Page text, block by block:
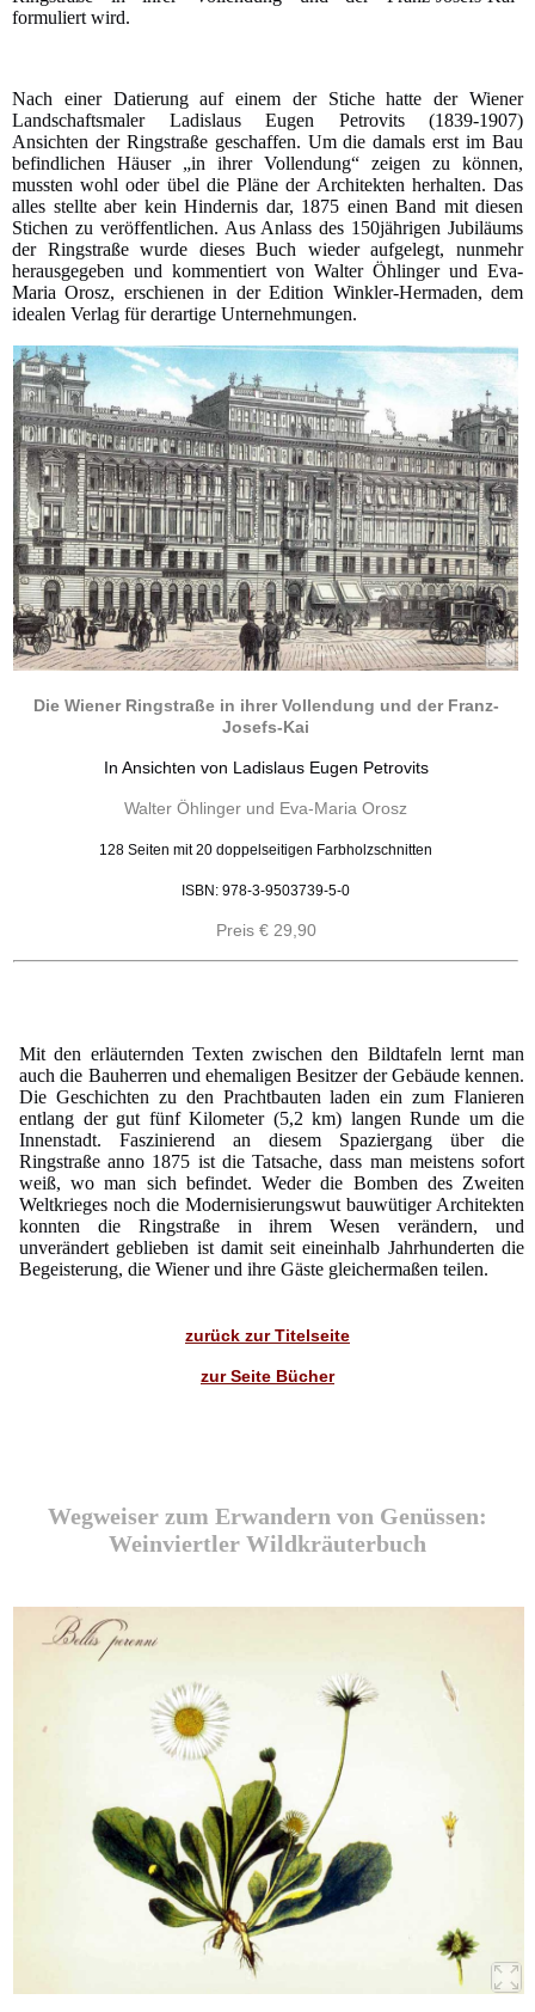
formuliert wird.
Nach einer Datierung auf einem der Stiche hatte der Wiener
Landschaftsmaler Ladislaus Eugen Petrovits (1839-1907)
Ansichten der Ringstraße geschaffen. Um die damals erst im Bau
befindlichen Häuser „in ihrer Vollendung“ zeigen zu können,
mussten wohl oder übel die Pläne der Architekten herhalten. Das
alles stellte aber kein Hindernis dar, 1875 einen Band mit diesen
Stichen zu veröffentlichen. Aus Anlass des 150jährigen Jubiläums
der Ringstraße wurde dieses Buch wieder aufgelegt, nunmehr
herausgegeben und kommentiert von Walter Öhlinger und Eva-
Maria Orosz, erschienen in der Edition Winkler-Hermaden, dem
idealen Verlag für derartige Unternehmungen.
Die Wiener Ringstraße in ihrer Vollendung und der Franz-
Josefs-Kai
In Ansichten von Ladislaus Eugen Petrovits
Walter Öhlinger und Eva-Maria Orosz
128 Seiten mit 20 doppelseitigen Farbholzschnitten
ISBN: 978-3-9503739-5-0
Preis € 29,90
Mit den erläuternden Texten zwischen den Bildtafeln lernt man
auch die Bauherren und ehemaligen Besitzer der Gebäude kennen.
Die Geschichten zu den Prachtbauten laden ein zum Flanieren
entlang der gut fünf Kilometer (5,2 km) langen Runde um die
Innenstadt. Faszinierend an diesem Spaziergang über die
Ringstraße anno 1875 ist die Tatsache, dass man meistens sofort
weiß, wo man sich befindet. Weder die Bomben des Zweiten
Weltkrieges noch die Modernisierungswut bauwütiger Architekten
konnten die Ringstraße in ihrem Wesen verändern, und
unverändert geblieben ist damit seit eineinhalb Jahrhunderten die
Begeisterung, die Wiener und ihre Gäste gleichermaßen teilen.
zurück zur Titelseite
zur Seite Bücher
Wegweiser zum Erwandern von Genüssen:
Weinviertler Wildkräuterbuch